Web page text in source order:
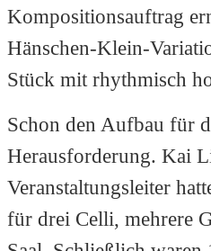
Kompositionsauftrag
Hänschen-Klein-
Stück mit rhythmisch
Schon den Aufbau für
Herausforderung. Kai
Veranstaltungsleiter
für drei Celli, mehrere